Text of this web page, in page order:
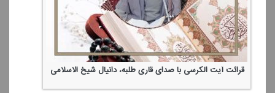
قرائت آیت الكرسی با صدای قاری طلبه، دانیال شیخ الاسلامی